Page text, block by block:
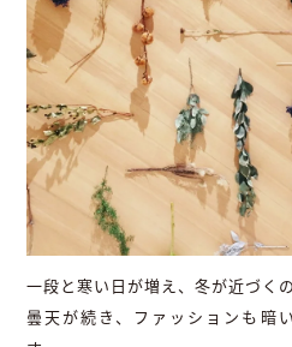
一段と寒い日が増え、冬が近づく
曇天が続き、ファッションも暗